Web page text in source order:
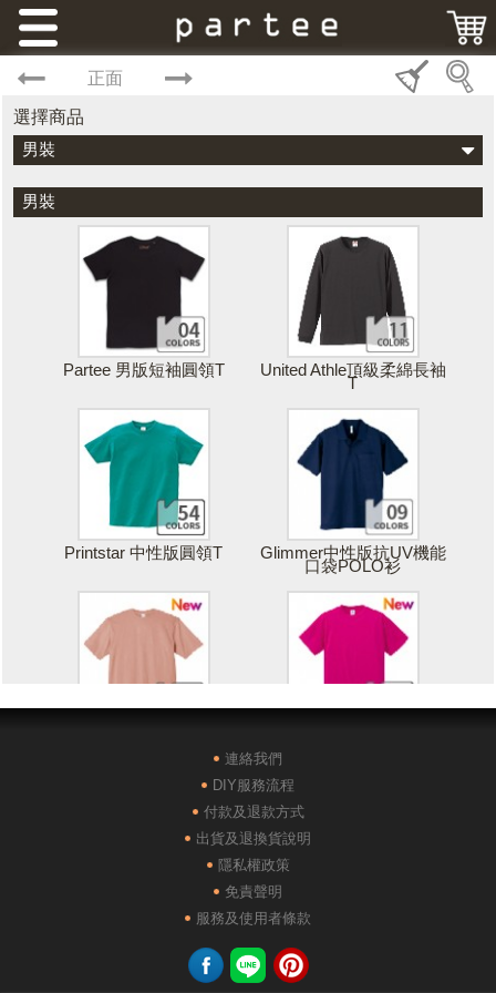
正面
選擇商品
男裝
男裝
Partee 男版短袖圓領T United Athle頂級柔綿長袖
T
Printstar 中性版圓領T Glimmer中性版抗UV機能
口袋POLO衫
POLONE1純棉短袖POLO AG28000落肩重磅精梳棉
連絡我們
DIY服務流程
付款及退款方式
出貨及退換貨說明
隱私權政策
免責聲明
服務及使用者條款